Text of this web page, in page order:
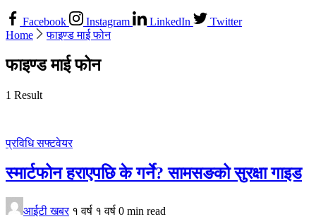
Facebook Instagram LinkedIn
Twitter
Home
फाइण्ड माई फोन
फाइण्ड माई फोन
1 Result
प्रविधिसफ्टवेयर
स्मार्टफोन हराएपछि के गर्ने? सामसङको सुरक्षा गाइड
आईटी खबर १ वर्ष १ वर्ष 0 min read